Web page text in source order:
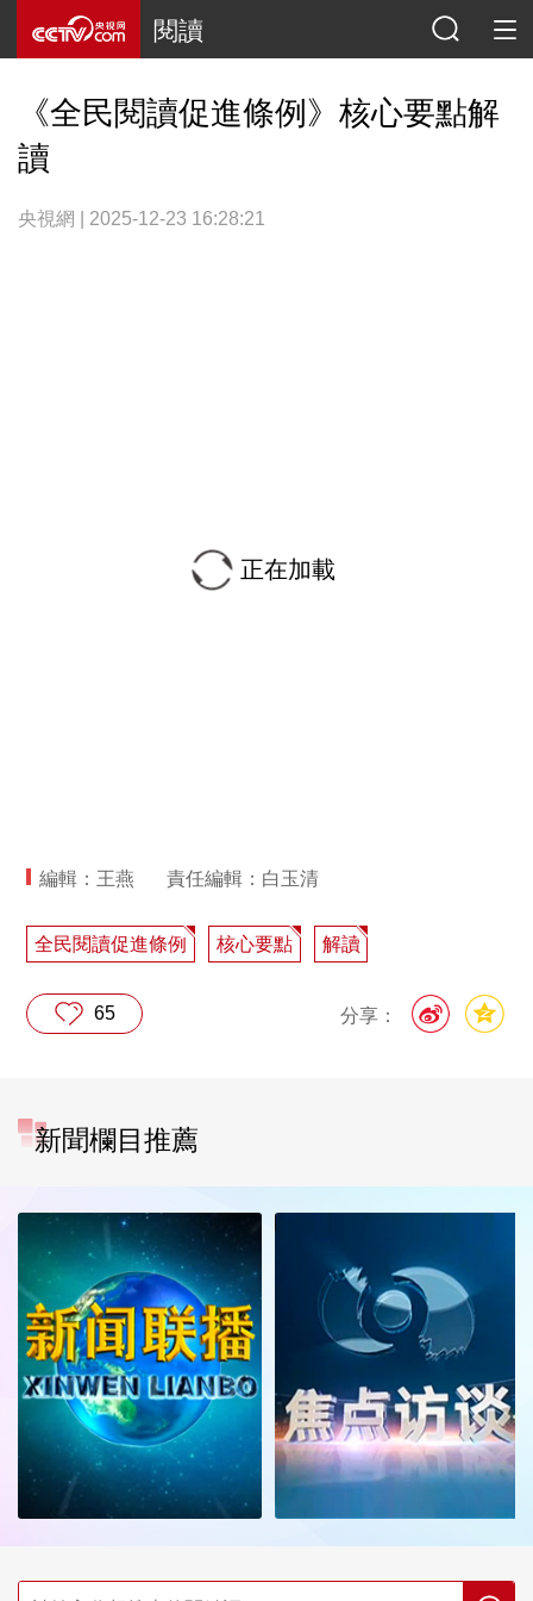
閱讀
《全民閱讀促進條例》核心要點解
讀
央視網 | 2025-12-23 16:28:21
正在加載
編輯：王燕 責任編輯：白玉清
全民閱讀促進條例 核心要點 解讀
分享：
65
新聞欄目推薦